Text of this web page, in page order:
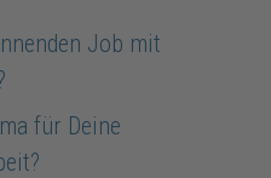
Job mit
für Deine